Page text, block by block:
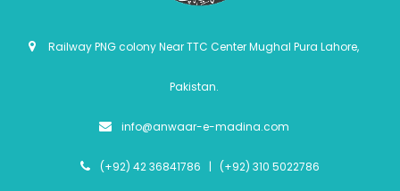
Railway PNG colony Near TTC Center Mughal Pura Lahore,
Pakistan.
info@anwaar-e-madina.com
(+92) 42 36841786 | (+92) 310 5022786